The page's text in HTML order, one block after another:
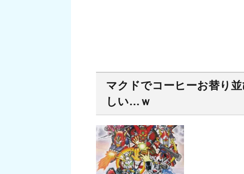
マクドでコーヒーお替り
しい…ｗ